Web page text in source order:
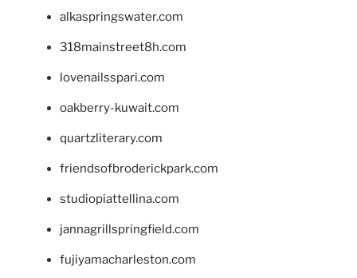
alkaspringswater.com
318mainstreet8h.com
lovenailsspari.com
oakberry-kuwait.com
quartzliterary.com
friendsofbroderickpark.com
studiopiattellina.com
jannagrillspringfield.com
fujiyamacharleston.com